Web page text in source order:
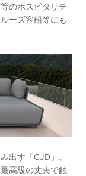
のホスピタリテ
ーズ客船等にも
出す「CJD」。
高級の丈夫で触